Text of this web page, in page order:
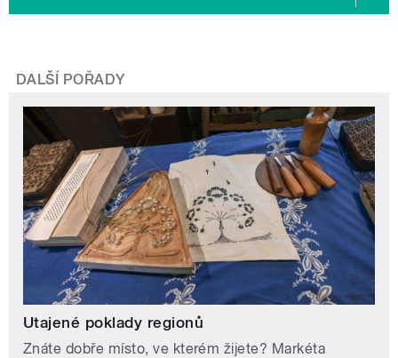
DALŠÍ POŘADY
Utajené poklady regionů
Znáte dobře místo, ve kterém žijete? Markéta